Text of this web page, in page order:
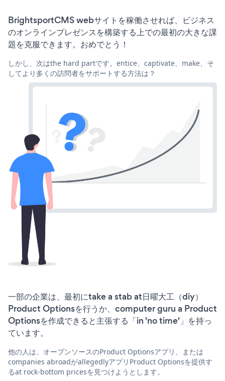
BrightsportCMS webサイトを稼働させれば、ビジネス
のオンラインプレゼンスを構築する上での最初の大きな課
題を克服できます。おめでとう！
しかし、次はthe hard partです。entice、captivate、make、そ
してより多くの訪問者をサポートする方法は？
一部の企業は、最初にtake a stab at日曜大工（diy）
Product Optionsを行うか、computer guru a Product
Optionsを作成できると主張する「in 'no time'」を持っ
ています。
他の人は、オープンソースのProduct Optionsアプリ、または
companies abroadがallegedlyアプリProduct Optionsを提供す
るat rock-bottom pricesを見つけようとします。